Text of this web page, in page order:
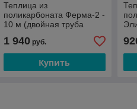
Теплица из
поликарбоната Ферма-2 -
10 м (двойная труба
1 940руб.
Купить